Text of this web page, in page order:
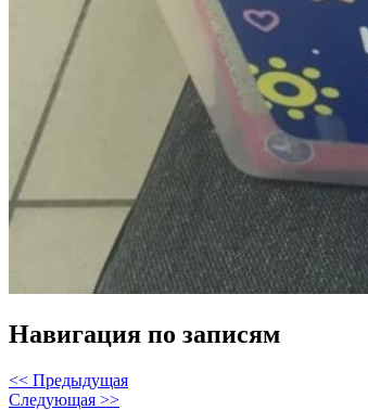
Навигация по записям
<< Предыдущая
Следующая >>